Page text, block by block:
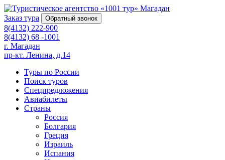
Магадан
Заказ тура
Обратный звонок
8(4132) 222-900
8(4132) 68 -1001
г. Магадан
пр-кт. Ленина, д.14
Туры по России
Поиск туров
Спецпредложения
Авиабилеты
Страны
Россия
Болгария
Греция
Израиль
Испания